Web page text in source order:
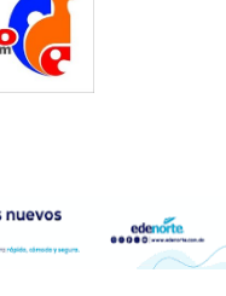
$58.44; el euro subió a
energético del
en República